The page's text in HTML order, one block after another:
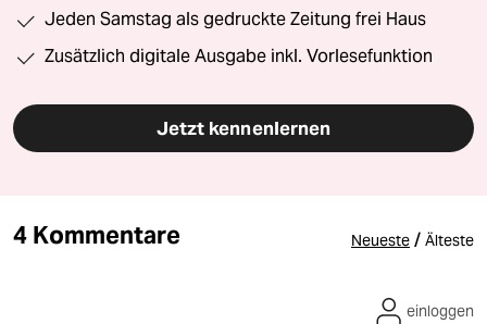
Jeden Samstag als gedruckte Zeitung frei Haus
Zusätzlich digitale Ausgabe inkl. Vorlesefunktion
Jetzt kennenlernen
4 Kommentare Neueste / Älteste
einloggen